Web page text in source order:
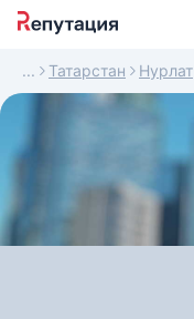
Татарстан Нурлат